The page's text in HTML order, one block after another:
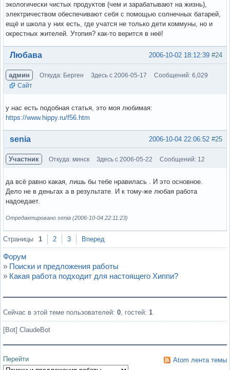
экологически чистых продуктов (чем и зарабатывают на жизнь),
электричеством обеспечивают себя с помощью солнечных батарей,
ещё и школа у них есть, где учатся не только дети коммуны, но и
окрестных жителей. Утопия? как-то верится в неё!
Вне форума #24
2006-10-02 18:12:39
Любава
админ Откуда: Берген Здесь с 2006-05-17
Сообщений: 6,029
Сайт
у нас есть подобная статья, это моя любимая:
https://www.hippy.ru/f56.htm
Вне форума #25
2006-10-04 22:06:52
senia
Участник Откуда: минск Здесь с 2006-05-22 Сообщений: 12
да всё равно какая, лишь бы тебе нравилась . И это основное.
Дело не в деньгах а в результате. И к тому-же любая работа
надоедает.
Отредактировано senia (2006-10-04 22:11:23)
Вне форума
Страницы 1 2 3 Вперед
Форум
» Поиски и предложения работы
» Какая работа подходит для настоящего Хиппи?
Сейчас в этой теме пользователей: 0, гостей: 1
[Bot] ClaudeBot
Перейти
Atom лента темы